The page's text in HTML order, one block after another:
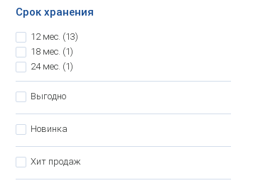
Срок хранения
12 мес. (13)
18 мес. (1)
24 мес. (1)
Выгодно
Новинка
Хит продаж